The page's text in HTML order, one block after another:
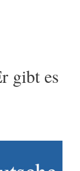
gibt es